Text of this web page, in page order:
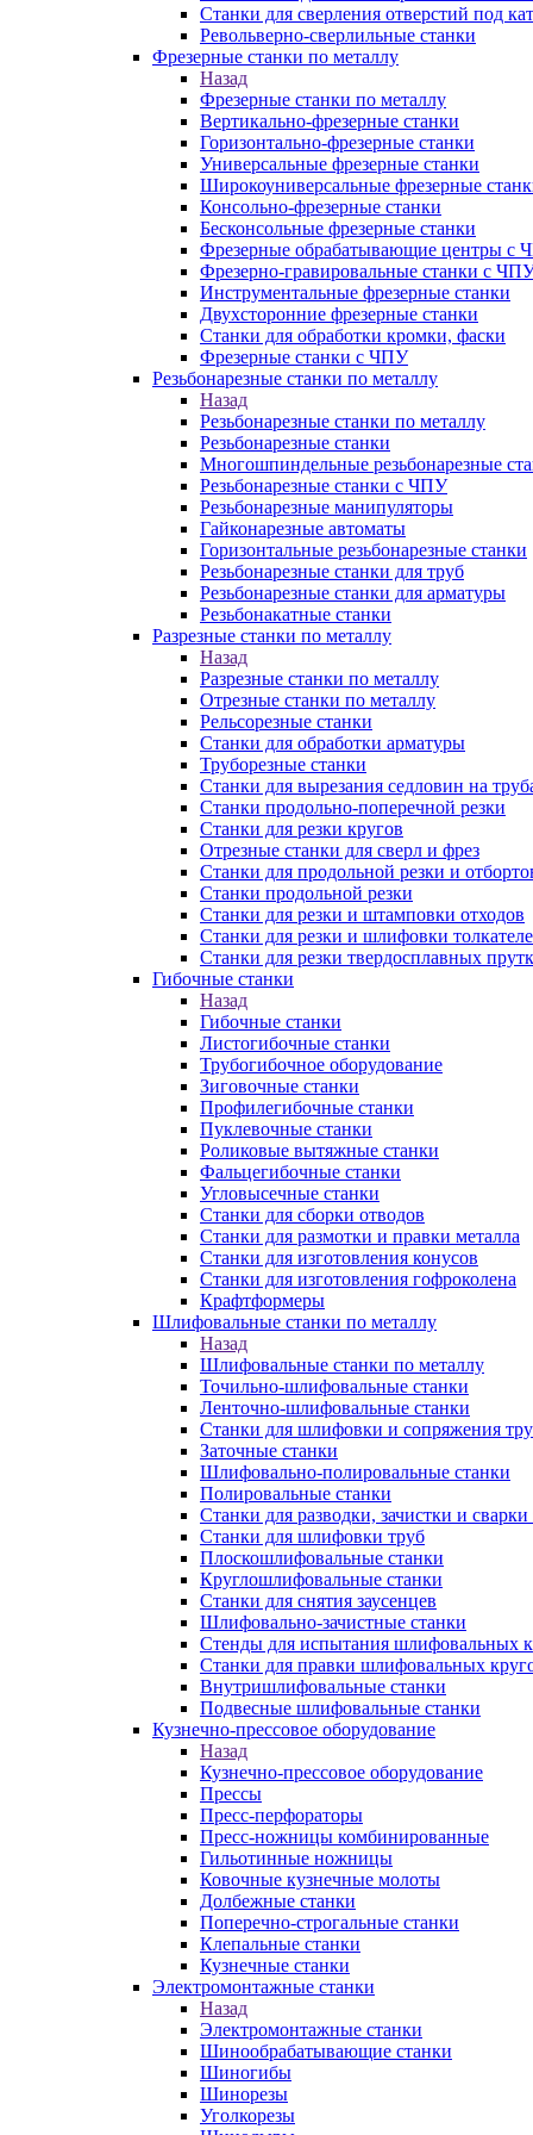
Станки для сверления отверстий под
Револьверно-сверлильные станки
Фрезерные станки по металлу
Назад
Фрезерные станки по металлу
Вертикально-фрезерные станки
Горизонтально-фрезерные станки
Универсальные фрезерные станки
Широкоуниверсальные фрезерные
Консольно-фрезерные станки
Бесконсольные фрезерные станки
Фрезерные обрабатывающие центры с
Фрезерно-гравировальные станки с
Инструментальные фрезерные станки
Двухсторонние фрезерные станки
Станки для обработки кромки, фаски
Фрезерные станки с ЧПУ
Резьбонарезные станки по металлу
Назад
Резьбонарезные станки по металлу
Резьбонарезные станки
Многошпиндельные резьбонарезные
Резьбонарезные станки с ЧПУ
Резьбонарезные манипуляторы
Гайконарезные автоматы
Горизонтальные резьбонарезные станки
Резьбонарезные станки для труб
Резьбонарезные станки для арматуры
Резьбонакатные станки
Разрезные станки по металлу
Назад
Разрезные станки по металлу
Отрезные станки по металлу
Рельсорезные станки
Станки для обработки арматуры
Труборезные станки
Станки для вырезания седловин на
Станки продольно-поперечной резки
Станки для резки кругов
Отрезные станки для сверл и фрез
Станки для продольной резки и
Станки продольной резки
Станки для резки и штамповки отходов
Станки для резки и шлифовки
Станки для резки твердосплавных
Гибочные станки
Назад
Гибочные станки
Листогибочные станки
Трубогибочное оборудование
Зиговочные станки
Профилегибочные станки
Пуклевочные станки
Роликовые вытяжные станки
Фальцегибочные станки
Угловысечные станки
Станки для сборки отводов
Станки для размотки и правки металла
Станки для изготовления конусов
Станки для изготовления гофроколена
Крафтформеры
Шлифовальные станки по металлу
Назад
Шлифовальные станки по металлу
Точильно-шлифовальные станки
Ленточно-шлифовальные станки
Станки для шлифовки и сопряжения
Заточные станки
Шлифовально-полировальные станки
Полировальные станки
Станки для разводки, зачистки и сварки
Станки для шлифовки труб
Плоскошлифовальные станки
Круглошлифовальные станки
Станки для снятия заусенцев
Шлифовально-зачистные станки
Стенды для испытания шлифовальных
Станки для правки шлифовальных
Внутришлифовальные станки
Подвесные шлифовальные станки
Кузнечно-прессовое оборудование
Назад
Кузнечно-прессовое оборудование
Прессы
Пресс-перфораторы
Пресс-ножницы комбинированные
Гильотинные ножницы
Ковочные кузнечные молоты
Долбежные станки
Поперечно-строгальные станки
Клепальные станки
Кузнечные станки
Электромонтажные станки
Назад
Электромонтажные станки
Шинообрабатывающие станки
Шиногибы
Шинорезы
Уголкорезы